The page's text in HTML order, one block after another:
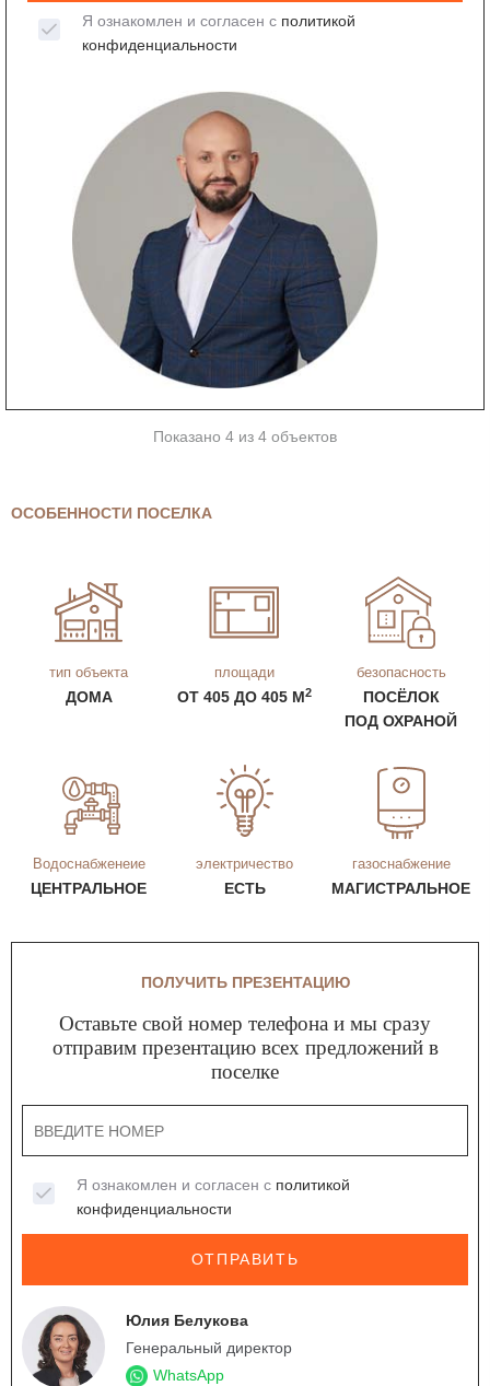
Я ознакомлен и согласен с политикой
конфиденциальности
Показано 4 из 4 объектов
ОСОБЕННОСТИ ПОСЕЛКА
тип объекта
ДОМА
площади
ОТ 405 ДО 405 М2
безопасность
ПОСЁЛОК
ПОД ОХРАНОЙ
Водоснабженеие
ЦЕНТРАЛЬНОЕ
электричество
ЕСТЬ
газоснабжение
МАГИСТРАЛЬНОЕ
ПОЛУЧИТЬ ПРЕЗЕНТАЦИЮ
Оставьте свой номер телефона и мы сразу
отправим презентацию всех предложений в
поселке
Я ознакомлен и согласен с политикой
конфиденциальности
ОТПРАВИТЬ
Юлия Белукова
Генеральный директор
WhatsApp